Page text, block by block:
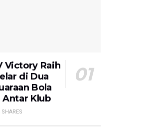
Victory Raih
di Dua
Bola
Antar Klub
SHARES